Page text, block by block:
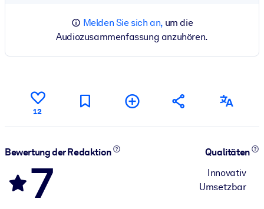
Melden Sie sich an,um die
Audiozusammenfassung anzuhören.
12
Bewertung der Redaktion
7
Qualitäten
Innovativ
Umsetzbar